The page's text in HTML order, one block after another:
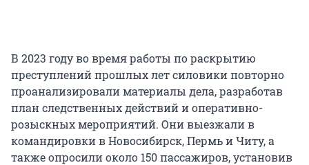
В 2023 году во время работы по раскрытию
преступлений прошлых лет силовики повторно
проанализировали материалы дела, разработав
план следственных действий и оперативно-
розыскных мероприятий. Они выезжали в
командировки в Новосибирск, Пермь и Читу, а
также опросили около 150 пассажиров, установив